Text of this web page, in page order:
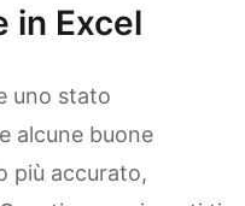
in Excel
uno stato
alcune buone
più accurato,